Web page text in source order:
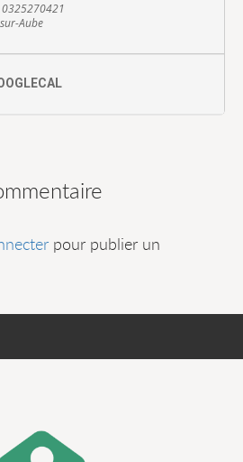
Aube
pour publier un